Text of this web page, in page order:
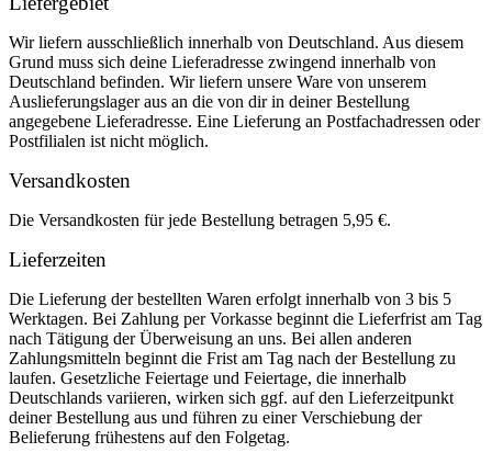
Wir liefern ausschließlich innerhalb von Deutschland. Aus diesem
Grund muss sich deine Lieferadresse zwingend innerhalb von
Deutschland befinden. Wir liefern unsere Ware von unserem
Auslieferungslager aus an die von dir in deiner Bestellung
angegebene Lieferadresse. Eine Lieferung an Postfachadressen oder
Postfilialen ist nicht möglich.
Versandkosten
Die Versandkosten für jede Bestellung betragen 5,95 €.
Lieferzeiten
Die Lieferung der bestellten Waren erfolgt innerhalb von 3 bis 5
Werktagen. Bei Zahlung per Vorkasse beginnt die Lieferfrist am Tag
nach Tätigung der Überweisung an uns. Bei allen anderen
Zahlungsmitteln beginnt die Frist am Tag nach der Bestellung zu
laufen. Gesetzliche Feiertage und Feiertage, die innerhalb
Deutschlands variieren, wirken sich ggf. auf den Lieferzeitpunkt
deiner Bestellung aus und führen zu einer Verschiebung der
Belieferung frühestens auf den Folgetag.